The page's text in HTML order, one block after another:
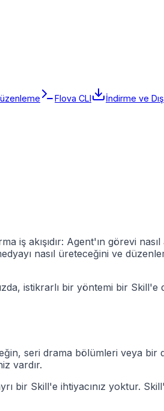
Flova CLI İndirme ve
akışıdır: Agent'ın görevi nasıl
nasıl üreteceğini ve
istikrarlı bir yöntemi bir
seri drama bölümleri veya bir
vardır.
bir Skill'e ihtiyacınız yoktur.